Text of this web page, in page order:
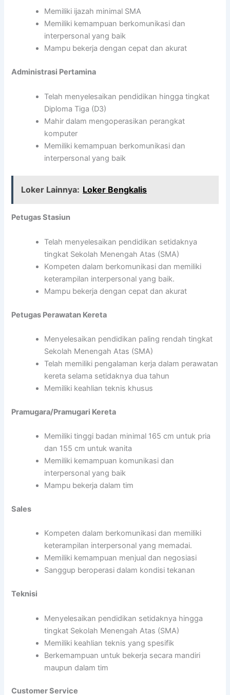
Memiliki ijazah minimal SMA
Memiliki kemampuan berkomunikasi dan
interpersonal yang baik
Mampu bekerja dengan cepat dan akurat
Administrasi Pertamina
Telah menyelesaikan pendidikan hingga tingkat
Diploma Tiga (D3)
Mahir dalam mengoperasikan perangkat
komputer
Memiliki kemampuan berkomunikasi dan
interpersonal yang baik
Loker Lainnya: Loker Bengkalis
Petugas Stasiun
Telah menyelesaikan pendidikan setidaknya
tingkat Sekolah Menengah Atas (SMA)
Kompeten dalam berkomunikasi dan memiliki
keterampilan interpersonal yang baik.
Mampu bekerja dengan cepat dan akurat
Petugas Perawatan Kereta
Menyelesaikan pendidikan paling rendah tingkat
Sekolah Menengah Atas (SMA)
Telah memiliki pengalaman kerja dalam perawatan
kereta selama setidaknya dua tahun
Memiliki keahlian teknis khusus
Pramugara/Pramugari Kereta
Memiliki tinggi badan minimal 165 cm untuk pria
dan 155 cm untuk wanita
Memiliki kemampuan komunikasi dan
interpersonal yang baik
Mampu bekerja dalam tim
Sales
Kompeten dalam berkomunikasi dan memiliki
keterampilan interpersonal yang memadai.
Memiliki kemampuan menjual dan negosiasi
Sanggup beroperasi dalam kondisi tekanan
Teknisi
Menyelesaikan pendidikan setidaknya hingga
tingkat Sekolah Menengah Atas (SMA)
Memiliki keahlian teknis yang spesifik
Berkemampuan untuk bekerja secara mandiri
maupun dalam tim
Customer Service